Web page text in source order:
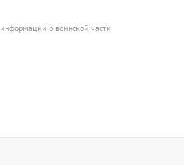
о воинской части